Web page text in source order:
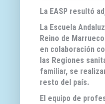
La EASP resultó
La Escuela
Reino de
en colaboración
las Regiones
familiar, se
resto del país.
El equipo de